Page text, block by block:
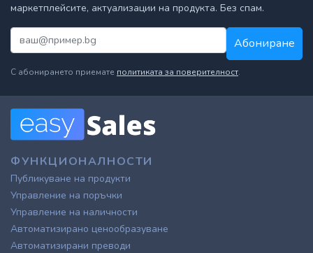
маркетплейсите, актуализации на продукта. Без спам.
Абониране
С абонирането приемате политиката за поверителност.
ФУНКЦИОНАЛНОСТИ
Публикуване на продукти
Управление на поръчки
Управление на наличности
Автоматизирано ценообразуване
Автоматизирани преводи